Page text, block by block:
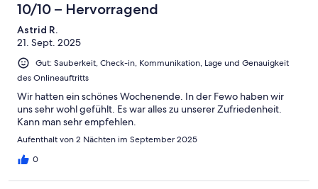
10/10 – Hervorragend
Astrid R.
21. Sept. 2025
Gut: Sauberkeit, Check-in, Kommunikation, Lage und Genauigkeit
des Onlineauftritts
Wir hatten ein schönes Wochenende. In der Fewo haben wir
uns sehr wohl gefühlt. Es war alles zu unserer Zufriedenheit.
Kann man sehr empfehlen.
Aufenthalt von 2 Nächten im September 2025
0